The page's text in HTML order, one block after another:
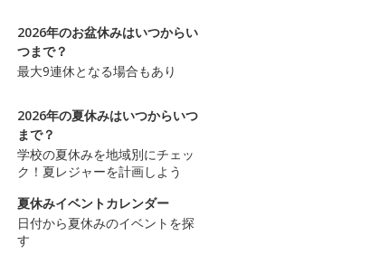
2026年のお盆休みはいつからい
つまで？
最大9連休となる場合もあり
2026年の夏休みはいつからいつ
まで？
学校の夏休みを地域別にチェッ
ク！夏レジャーを計画しよう
夏休みイベントカレンダー
日付から夏休みのイベントを探
す